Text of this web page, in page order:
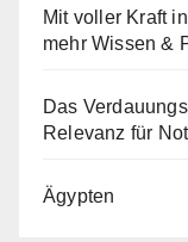
Mit voller Kraft
mehr Wissen &
Das
Relevanz für
Ägypten